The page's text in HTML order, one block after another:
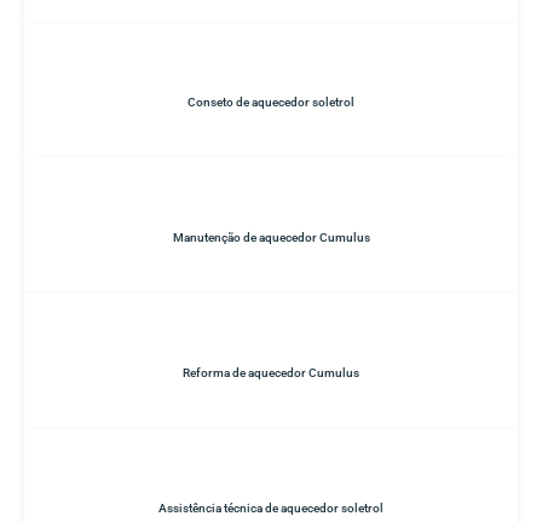
Conseto de aquecedor soletrol
Manutenção de aquecedor Cumulus
Reforma de aquecedor Cumulus
Assistência técnica de aquecedor soletrol